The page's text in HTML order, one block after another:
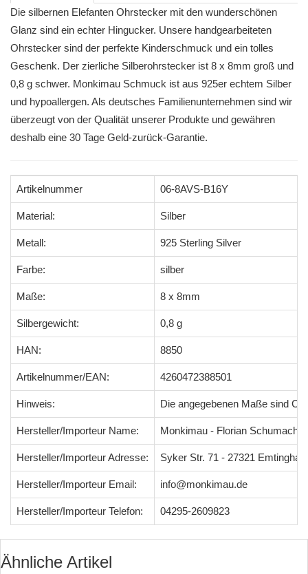
Die silbernen Elefanten Ohrstecker mit den wunderschönen
Glanz sind ein echter Hingucker. Unsere handgearbeiteten
Ohrstecker sind der perfekte Kinderschmuck und ein tolles
Geschenk. Der zierliche Silberohrstecker ist 8 x 8mm groß und
0,8 g schwer. Monkimau Schmuck ist aus 925er echtem Silber
und hypoallergen. Als deutsches Familienunternehmen sind wir
überzeugt von der Qualität unserer Produkte und gewähren
deshalb eine 30 Tage Geld-zurück-Garantie.
Artikelnummer 06-8AVS-B16Y
Material: Silber
Metall: 925 Sterling Silver
Farbe: silber
Maße: 8 x 8mm
Silbergewicht: 0,8 g
HAN: 8850
Artikelnummer/EAN: 4260472388501
Hinweis: Die angegebenen Maße sind
Hersteller/Importeur Name: Monkimau - Florian Schumacher
Hersteller/Importeur Adresse: Syker Str. 71 - 27321
Hersteller/Importeur Email: info@monkimau.de
Hersteller/Importeur Telefon: 04295-2609823
Ähnliche Artikel